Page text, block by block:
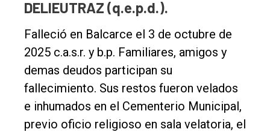
DELIEUTRAZ (q.e.p.d.).
Falleció en Balcarce el 3 de octubre de
2025 c.a.s.r. y b.p. Familiares, amigos y
demas deudos participan su
fallecimiento. Sus restos fueron velados
e inhumados en el Cementerio Municipal,
previo oficio religioso en sala velatoria, el